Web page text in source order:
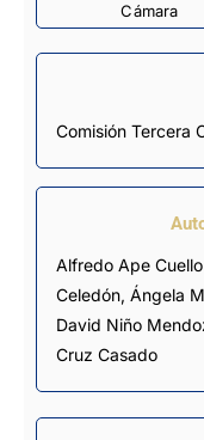
Cámara
Comisión Tercera
Alfredo Ape
Celedón, Ángela
David Niño
Cruz Casado